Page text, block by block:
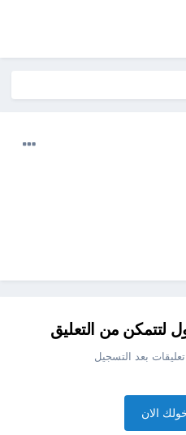
من التعليق
بعد التسجيل
الان